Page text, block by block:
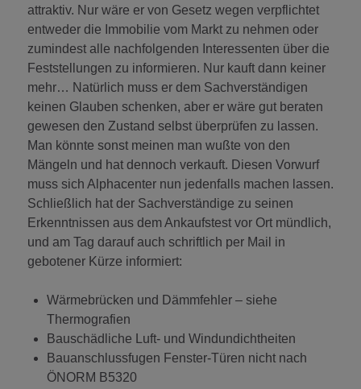
attraktiv. Nur wäre er von Gesetz wegen verpflichtet
entweder die Immobilie vom Markt zu nehmen oder
zumindest alle nachfolgenden Interessenten über die
Feststellungen zu informieren. Nur kauft dann keiner
mehr… Natürlich muss er dem Sachverständigen
keinen Glauben schenken, aber er wäre gut beraten
gewesen den Zustand selbst überprüfen zu lassen.
Man könnte sonst meinen man wußte von den
Mängeln und hat dennoch verkauft. Diesen Vorwurf
muss sich Alphacenter nun jedenfalls machen lassen.
Schließlich hat der Sachverständige zu seinen
Erkenntnissen aus dem Ankaufstest vor Ort mündlich,
und am Tag darauf auch schriftlich per Mail in
gebotener Kürze informiert:
Wärmebrücken und Dämmfehler – siehe
Thermografien
Bauschädliche Luft- und Windundichtheiten
Bauanschlussfugen Fenster-Türen nicht nach
ÖNORM B5320